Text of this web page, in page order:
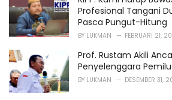
Profesional Tangani
Pasca Pungut-Hitung
BY LUKMAN FEBRUARI 21,
Prof. Rustam Akili
Penyelenggara
BY LUKMAN DESEMBER 31,